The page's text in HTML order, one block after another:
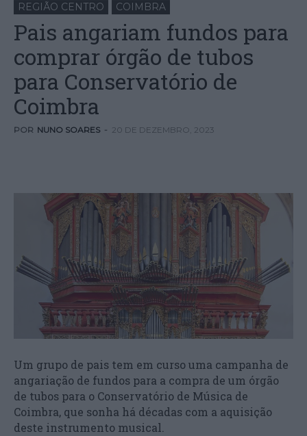
REGIÃO CENTRO COIMBRA
Pais angariam fundos para
comprar órgão de tubos
para Conservatório de
Coimbra
POR NUNO SOARES - 20 DE DEZEMBRO, 2023
Um grupo de pais tem em curso uma campanha de
angariação de fundos para a compra de um órgão
de tubos para o Conservatório de Música de
Coimbra, que sonha há décadas com a aquisição
deste instrumento musical.